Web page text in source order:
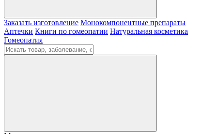
Заказать изготовление Монокомпонентные препараты
Аптечки Книги по гомеопатии Натуральная косметика
Гомеопатия